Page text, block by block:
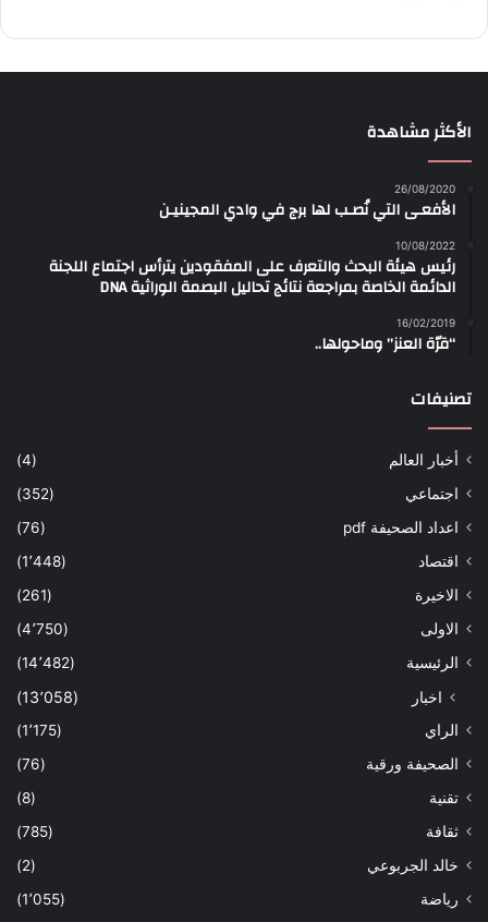
الأكثر مشاهدة
26/08/2020
الأفعـى التي نُصـب لها برج في وادي المجينيـن
10/08/2022
رئيس هيئة البحث والتعرف على المفقودين يترأس اجتماع اللجنة
الدائمة الخاصة بمراجعة نتائج تحاليل البصمة الوراثية DNA
16/02/2019
“قرّة العنز” وماحولها..
تصنيفات
أخبار العالم
(4)
اجتماعي
(352)
اعداد الصحيفة pdf
(76)
اقتصاد
(1٬448)
الاخيرة
(261)
الاولى
(4٬750)
الرئيسية
(14٬482)
اخبار (13٬058)
الراي
(1٬175)
الصحيفة ورقية
(76)
تقنية
(8)
ثقافة
(785)
خالد الجربوعي
(2)
رياضة
(1٬055)